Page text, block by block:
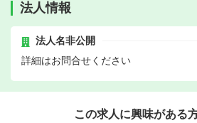
法人情報
法人名非公開
詳細はお問合せください
この求人に興味がある